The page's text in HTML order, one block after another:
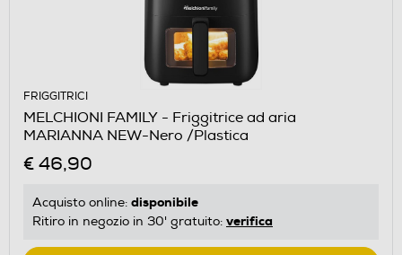
FRIGGITRICI
MELCHIONI FAMILY - Friggitrice ad aria
MARIANNA NEW-Nero /Plastica
€ 46,90
Acquisto online: disponibile
Ritiro in negozio in 30' gratuito: verifica